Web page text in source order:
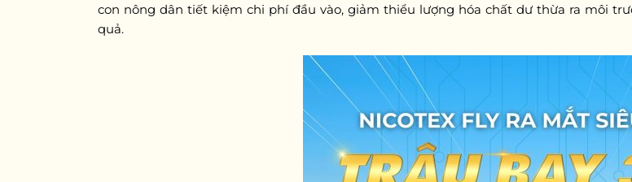
con nông dân tiết kiệm chi phí đầu vào, giảm thiểu lượng hóa chất dư thừa ra môi
quả.